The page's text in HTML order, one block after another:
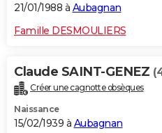
21/01/1988 à Aubagnan
Famille DESMOULIERS
Claude SAINT-GENEZ
Créer une cagnotte obsèques
Naissance
15/02/1939 à Aubagnan